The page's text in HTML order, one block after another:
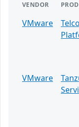
VENDOR
VMware
VMware